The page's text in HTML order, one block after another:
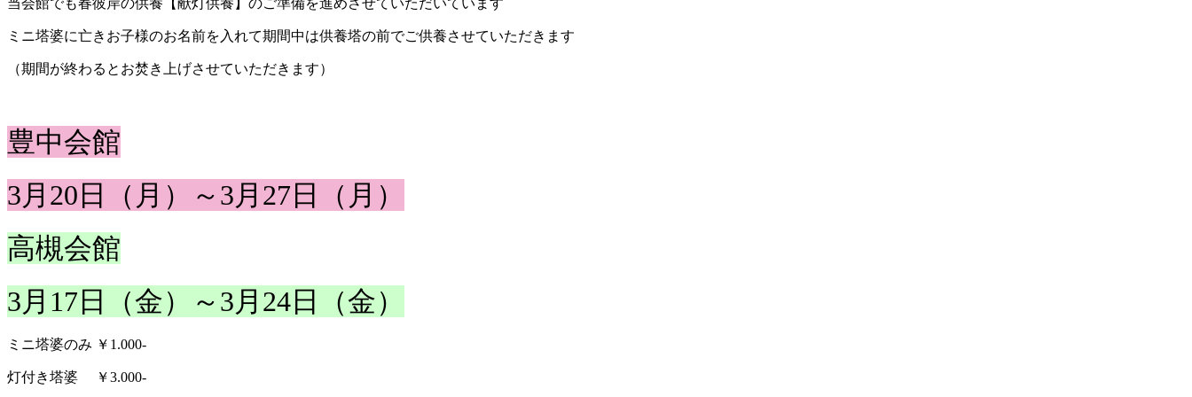
ミニ塔婆に亡きお子様のお名前を入れて期間中は供養塔の前でご供養させていただきます
（期間が終わるとお焚き上げさせていただきます）
豊中会館
3月20日（月）～3月27日（月）
高槻会館
3月17日（金）～3月24日（金）
ミニ塔婆のみ ￥1.000-
灯付き塔婆 ￥3.000-